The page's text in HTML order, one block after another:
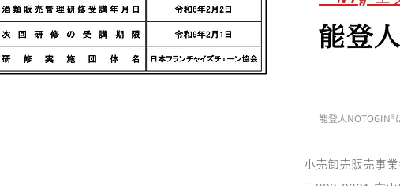
能登人NOTOGIN®️
小売卸売販売事